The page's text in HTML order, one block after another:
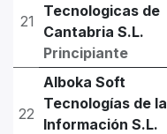
21
Tecnologicas de
Cantabria S.L.
Principiante
22
Alboka Soft
Tecnologías de la
Información S.L.